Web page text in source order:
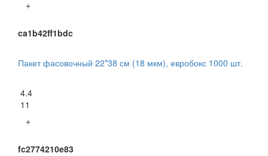
+
ca1b42ff1bdc
Пакет фасовочный 22*38 см (18 мкм), евробокс 1000 шт.
4.4
11
+
fc2774210e83